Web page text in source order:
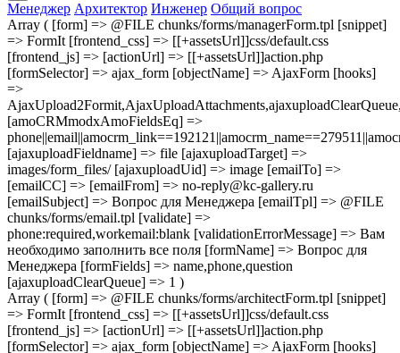
Менеджер Архитектор Инженер Общий вопрос
Array ( [form] => @FILE chunks/forms/managerForm.tpl [snippet]
=> FormIt [frontend_css] => [[+assetsUrl]]css/default.css
[frontend_js] => [actionUrl] => [[+assetsUrl]]action.php
[formSelector] => ajax_form [objectName] => AjaxForm [hooks]
=>
[amoCRMmodxAmoFieldsEq] =>
[ajaxuploadFieldname] => file [ajaxuploadTarget] =>
images/form_files/ [ajaxuploadUid] => image [emailTo] =>
[emailCC] => [emailFrom] => no-reply@kc-gallery.ru
[emailSubject] => Вопрос для Менеджера [emailTpl] => @FILE
chunks/forms/email.tpl [validate] =>
phone:required,workemail:blank [validationErrorMessage] => Вам
необходимо заполнить все поля [formName] => Вопрос для
Менеджера [formFields] => name,phone,question
[ajaxuploadClearQueue] => 1 )
Array ( [form] => @FILE chunks/forms/architectForm.tpl [snippet]
=> FormIt [frontend_css] => [[+assetsUrl]]css/default.css
[frontend_js] => [actionUrl] => [[+assetsUrl]]action.php
[formSelector] => ajax_form [objectName] => AjaxForm [hooks]